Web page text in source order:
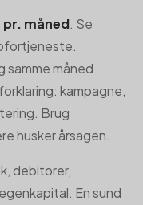
måned. Se
samme måned
kampagne,
Brug
husker årsagen.
debitorer,
En sund